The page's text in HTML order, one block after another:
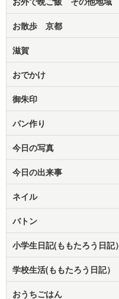
お散歩 京都
滋賀
おでかけ
御朱印
パン作り
今日の写真
今日の出来事
ネイル
バトン
小学生日記(ももたろう日記）
学校生活(ももたろう日記）
おうちごはん